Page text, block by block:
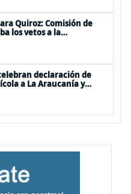
Quiroz: Comisión de
los vetos a la
declaración de
a La Araucanía y
económicas a